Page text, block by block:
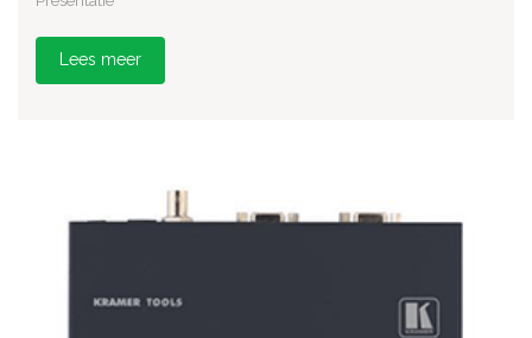
Lees meer